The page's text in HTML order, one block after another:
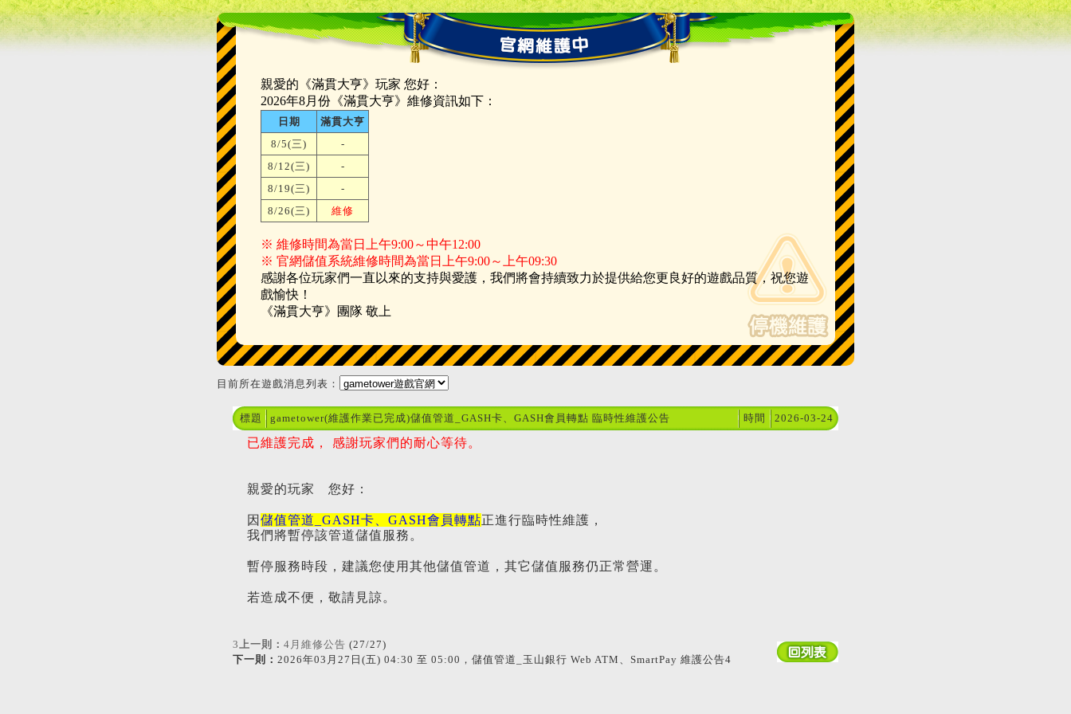
親愛的《滿貫大亨》玩家 您好：
2026年8月份《滿貫大亨》維修資訊如下：
日期
滿貫大亨
8/5(三)
-
8/12(三)
-
8/19(三)
-
8/26(三)
維修
※ 維修時間為當日上午9:00～中午12:00
※ 官網儲值系統維修時間為當日上午9:00～上午09:30
感謝各位玩家們一直以來的支持與愛護，我們將會持續致力於提供給您更良好的遊戲品質，祝您遊
戲愉快！
《滿貫大亨》團隊 敬上
目前所在遊戲消息列表：
標題 gametower(維護作業已完成)儲值管道_GASH卡、GASH會員轉點 臨時性維護公告 時間 2026-03-24
已維護完成， 感謝玩家們的耐心等待。
親愛的玩家 您好：
因 儲值管道_GASH卡、GASH會員轉點正進行臨時性維護，
我們將暫停該管道儲值服務。
暫停服務時段，建議您使用其他儲值管道，其它儲值服務仍正常營運。
若造成不便，敬請見諒。
3 上一則： 4月維修公告 (27/27)
下一則： 2026年03月27日(五) 04:30 至 05:00，儲值管道_玉山銀行 Web ATM、SmartPay 維護公告4